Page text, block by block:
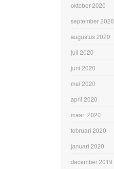
oktober 2020
september 2020
augustus 2020
juli 2020
juni 2020
mei 2020
april 2020
maart 2020
februari 2020
januari 2020
december 2019